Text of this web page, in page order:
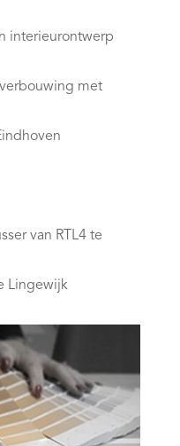
interieurontwerp
met
van RTL4 te
Lingewijk